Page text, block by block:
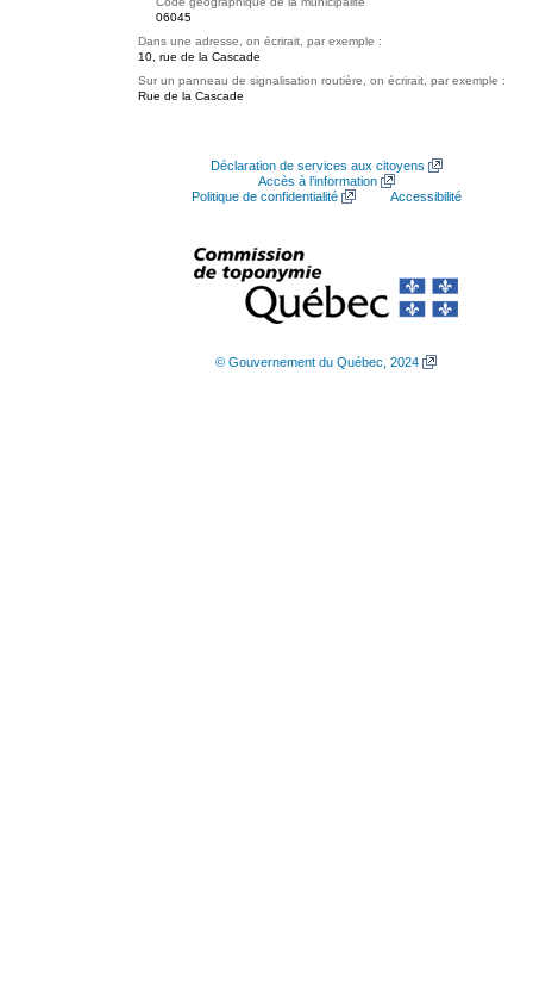
06045
Dans une adresse, on écrirait, par exemple :
10, rue de la Cascade
Sur un panneau de signalisation routière, on écrirait, par exemple :
Rue de la Cascade
Déclaration de services aux citoyens
Accès à l’information
Politique de confidentialité
Accessibilité
© Gouvernement du Québec, 2024